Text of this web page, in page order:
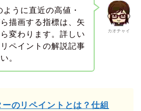
カオチャイ
うに直近の高値・
描画する指標は、矢
変わります。詳しい
ペイントの解説記事
。
のリペイントとは？仕組